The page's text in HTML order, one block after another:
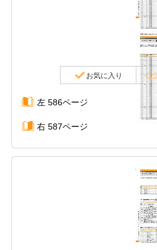
お気に入り
左 586ページ
右 587ページ